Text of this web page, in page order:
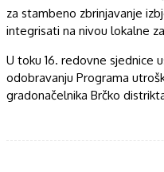
za stambeno zbrinjavanje
integrisati na nivou lokalne
U toku 16. redovne sjednice
odobravanju Programa
gradonačelnika Brčko